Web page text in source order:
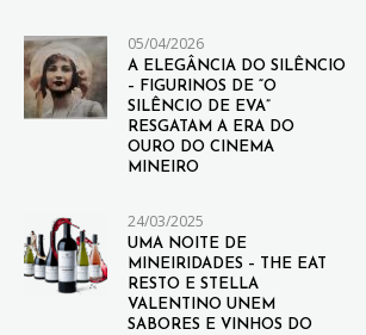
05/04/2026
A ELEGÂNCIA DO SILÊNCIO
– FIGURINOS DE “O
SILÊNCIO DE EVA”
RESGATAM A ERA DO
OURO DO CINEMA
MINEIRO
24/03/2025
UMA NOITE DE
MINEIRIDADES – THE EAT
RESTO E STELLA
VALENTINO UNEM
SABORES E VINHOS DO